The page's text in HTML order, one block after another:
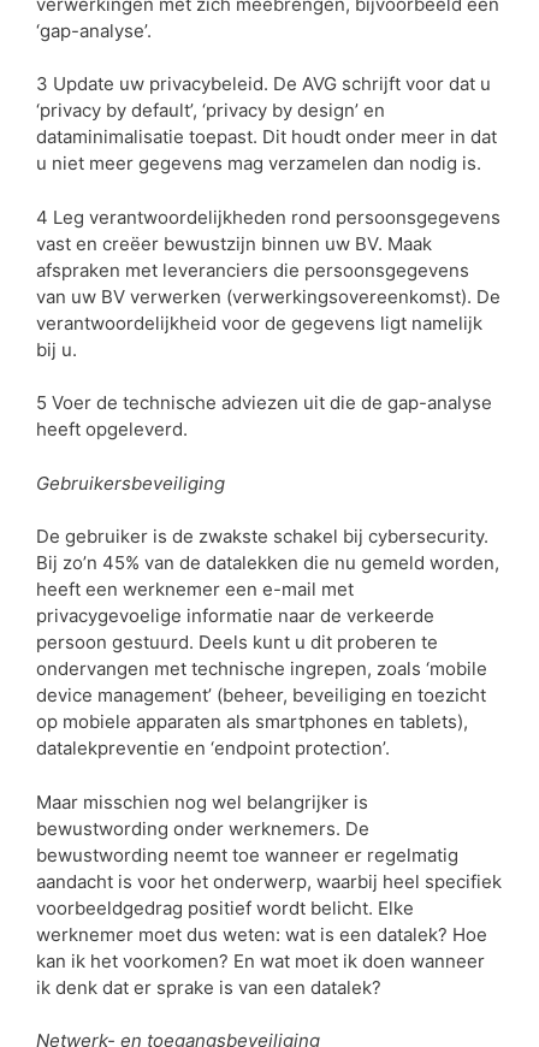
‘gap-analyse’.
3 Update uw privacybeleid. De AVG schrijft voor dat u
‘privacy by default’, ‘privacy by design’ en
dataminimalisatie toepast. Dit houdt onder meer in dat
u niet meer gegevens mag verzamelen dan nodig is.
4 Leg verantwoordelijkheden rond persoonsgegevens
vast en creëer bewustzijn binnen uw BV. Maak
afspraken met leveranciers die persoonsgegevens
van uw BV verwerken (verwerkingsovereenkomst). De
verantwoordelijkheid voor de gegevens ligt namelijk
bij u.
5 Voer de technische adviezen uit die de gap-analyse
heeft opgeleverd.
Gebruikersbeveiliging
De gebruiker is de zwakste schakel bij cybersecurity.
Bij zo’n 45% van de datalekken die nu gemeld worden,
heeft een werknemer een e-mail met
privacygevoelige informatie naar de verkeerde
persoon gestuurd. Deels kunt u dit proberen te
ondervangen met technische ingrepen, zoals ‘mobile
device management’ (beheer, beveiliging en toezicht
op mobiele apparaten als smartphones en tablets),
datalekpreventie en ‘endpoint protection’.
Maar misschien nog wel belangrijker is
bewustwording onder werknemers. De
bewustwording neemt toe wanneer er regelmatig
aandacht is voor het onderwerp, waarbij heel specifiek
voorbeeldgedrag positief wordt belicht. Elke
werknemer moet dus weten: wat is een datalek? Hoe
kan ik het voorkomen? En wat moet ik doen wanneer
ik denk dat er sprake is van een datalek?
Netwerk- en toegangsbeveiliging